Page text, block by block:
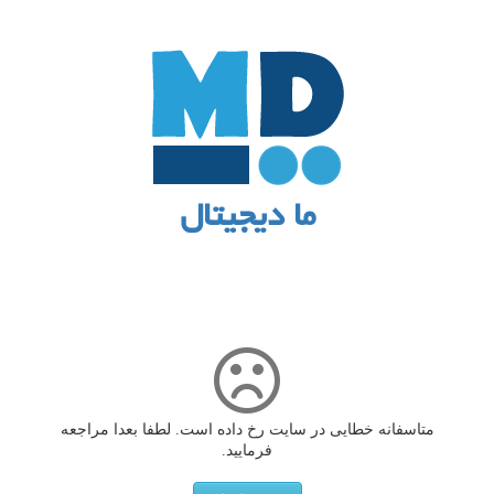
ما دیجیتال
متاسفانه خطایی در سایت رخ داده است. لطفا بعدا مراجعه
فرمایید.